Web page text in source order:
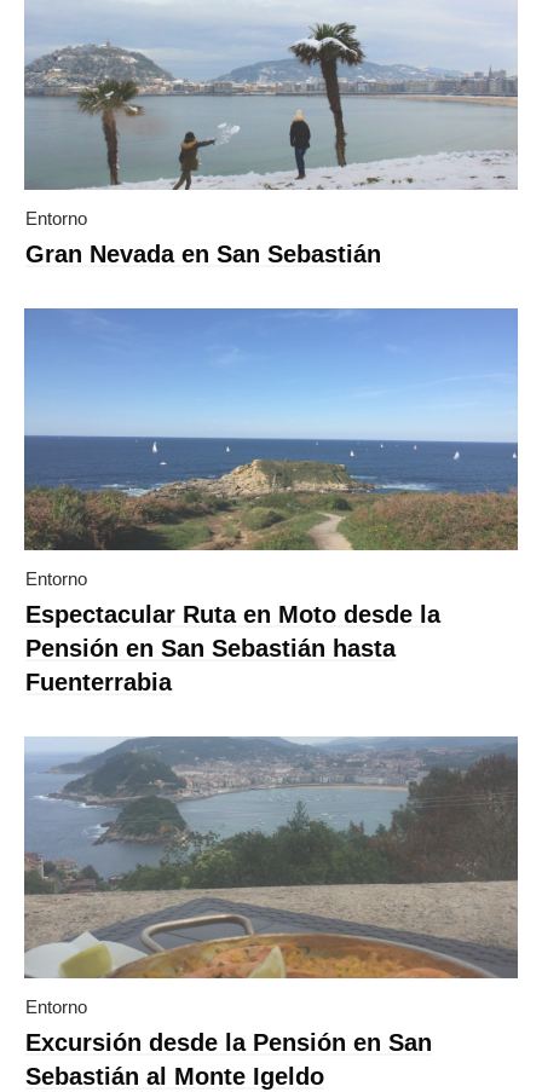
Entorno
Gran Nevada en San Sebastián
Entorno
Espectacular Ruta en Moto desde la
Pensión en San Sebastián hasta
Fuenterrabia
Entorno
Excursión desde la Pensión en San
Sebastián al Monte Igeldo